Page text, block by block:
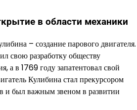
в области механики
– создание парового двигателя.
свою разработку обществу
а в 1769 году запатентовал свой
Кулибина стал прекурсором
и был важным звеном в развитии